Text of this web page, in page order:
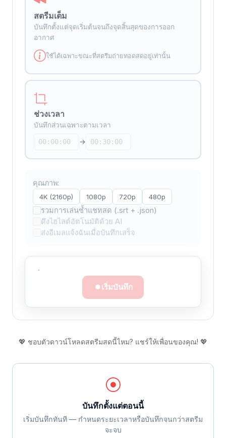
สตรีมเต็ม
บันทึกตั้งแต่จุดเริ่มต้นจนถึงจุดสิ้นสุดของการออก
อากาศ
ใช้ได้เฉพาะขณะที่สตรีมถ่ายทอดสดอยู่เท่านั้น
ช่วงเวลา
บันทึกส่วนเฉพาะตามเวลา
→
คุณภาพ:
4K (2160p) 1080p 720p 480p
รวมการเล่นซ้ำแชทสด (.srt + .json)
ดึงไฮไลต์อัตโนมัติด้วย AI
ส่งอีเมลแจ้งฉันเมื่อบันทึกเสร็จ
·
เริ่มบันทึก
💖 ชอบตัวดาวน์โหลดสตรีมสดนี้ไหม? แชร์ให้เพื่อนของคุณ! 💖
บันทึกตั้งแต่ตอนนี้
เริ่มบันทึกทันที — กำหนดระยะเวลาหรือบันทึกจนกว่าสตรีม
จะจบ